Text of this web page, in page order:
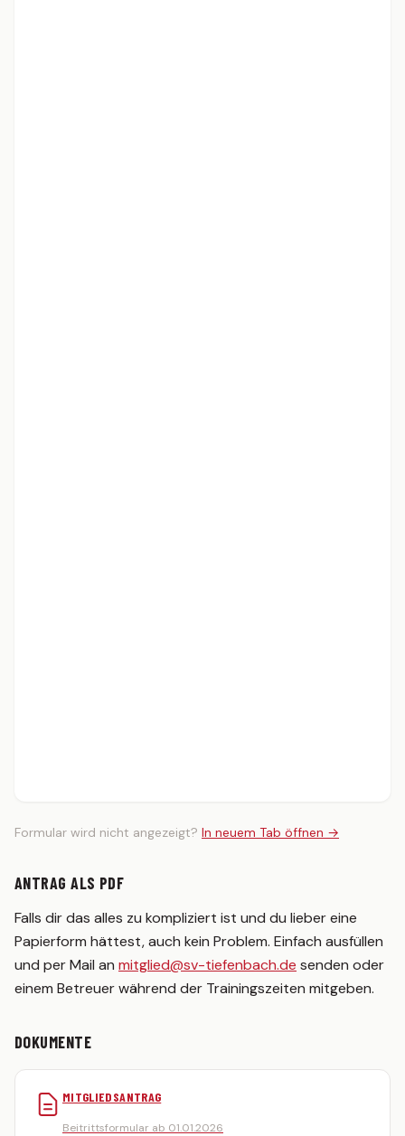
Formular wird nicht angezeigt? In neuem Tab öffnen →
ANTRAG ALS PDF
Falls dir das alles zu kompliziert ist und du lieber eine
Papierform hättest, auch kein Problem. Einfach ausfüllen
und per Mail an mitglied@sv-tiefenbach.de senden oder
einem Betreuer während der Trainingszeiten mitgeben.
DOKUMENTE
MITGLIEDSANTRAG
Beitrittsformular ab 01.01.2026